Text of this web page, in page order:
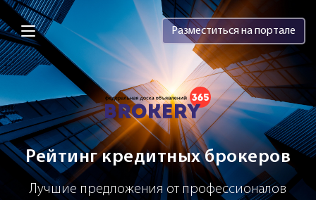
Brokery365 - Рейтинг кредитных
Разместиться на портале
Рейтинг кредитных брокеров
Лучшие предложения от профессионалов